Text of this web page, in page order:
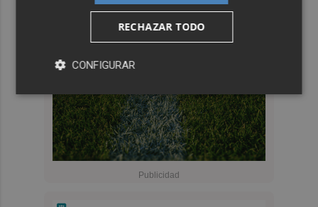
RECHAZAR TODO
CONFIGURAR